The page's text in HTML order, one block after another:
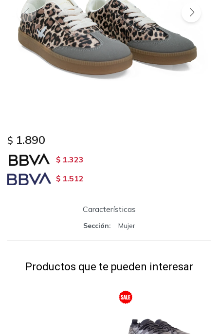
$ 1.890
$ 1.323
$ 1.512
Características
Sección Mujer
Productos que te pueden interesar